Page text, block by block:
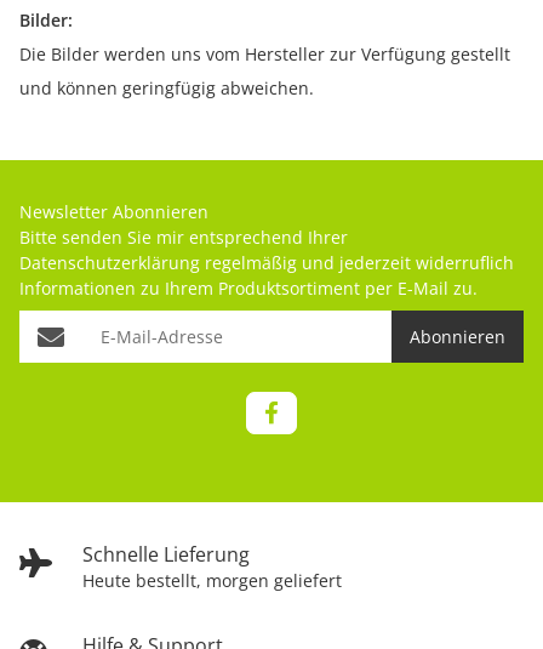
Bilder:
Die Bilder werden uns vom Hersteller zur Verfügung gestellt
und können geringfügig abweichen.
Schnelle Lieferung
Heute bestellt, morgen geliefert
Newsletter Abonnieren
Bitte senden Sie mir entsprechend Ihrer
Datenschutzerklärung regelmäßig und jederzeit widerruflich
Informationen zu Ihrem Produktsortiment per E-Mail zu.
Abonnieren